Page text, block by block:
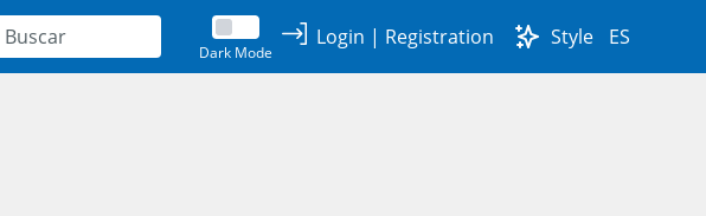
Dark Mode
Login | Registration Style ES